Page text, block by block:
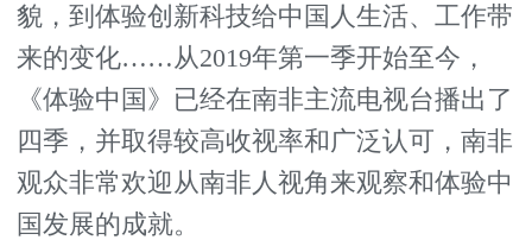
貌，到体验创新科技给中国人生活、工作带
来的变化……从2019年第一季开始至今，
《体验中国》已经在南非主流电视台播出了
四季，并取得较高收视率和广泛认可，南非
观众非常欢迎从南非人视角来观察和体验中
国发展的成就。